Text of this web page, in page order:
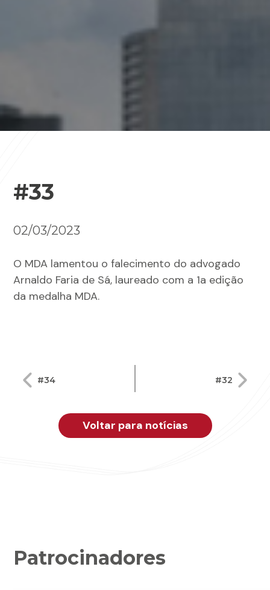
#33
02/03/2023
O MDA lamentou o falecimento do advogado
Arnaldo Faria de Sá, laureado com a 1a edição
da medalha MDA.
Navegação
#34 #32
Voltar para notícias
Patrocinadores